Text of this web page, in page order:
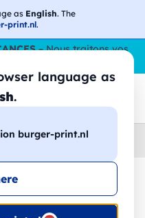
as English. The
print.nl.
language as
.
burger-print.nl
– Nous traitons vos
verres-personnalises
-30 %